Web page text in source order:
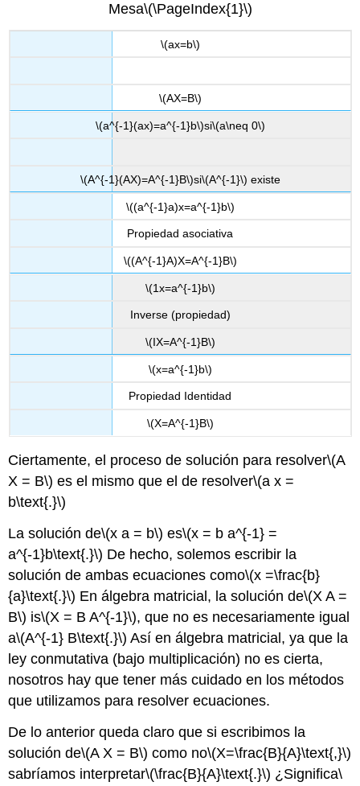
Mesa\(\PageIndex{1}\)
\(ax=b\)
\(AX=B\)
\(a^{-1}(ax)=a^{-1}b\)si\(a\neq 0\)
\(A^{-1}(AX)=A^{-1}B\)si\(A^{-1}\) existe
\((a^{-1}a)x=a^{-1}b\)
Propiedad asociativa
\((A^{-1}A)X=A^{-1}B\)
\(1x=a^{-1}b\)
Inverse (propiedad)
\(IX=A^{-1}B\)
\(x=a^{-1}b\)
Propiedad Identidad
\(X=A^{-1}B\)
Ciertamente, el proceso de solución para resolver\(A
X = B\) es el mismo que el de resolver\(a x =
b\text{.}\)
La solución de\(x a = b\) es\(x = b a^{-1} =
a^{-1}b\text{.}\) De hecho, solemos escribir la
solución de ambas ecuaciones como\(x =\frac{b}
{a}\text{.}\) En álgebra matricial, la solución de\(X A =
B\) is\(X = B A^{-1}\), que no es necesariamente igual
a\(A^{-1} B\text{.}\) Así en álgebra matricial, ya que la
ley conmutativa (bajo multiplicación) no es cierta,
nosotros hay que tener más cuidado en los métodos
que utilizamos para resolver ecuaciones.
De lo anterior queda claro que si escribimos la
solución de\(A X = B\) como no\(X=\frac{B}{A}\text{,}\)
sabríamos interpretar\(\frac{B}{A}\text{.}\) ¿Significa\